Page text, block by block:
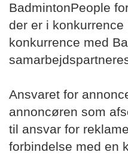
BadmintonPeople
der er i
konkurrence med
Ansvaret for
annoncøren som
til ansvar for
forbindelse med en